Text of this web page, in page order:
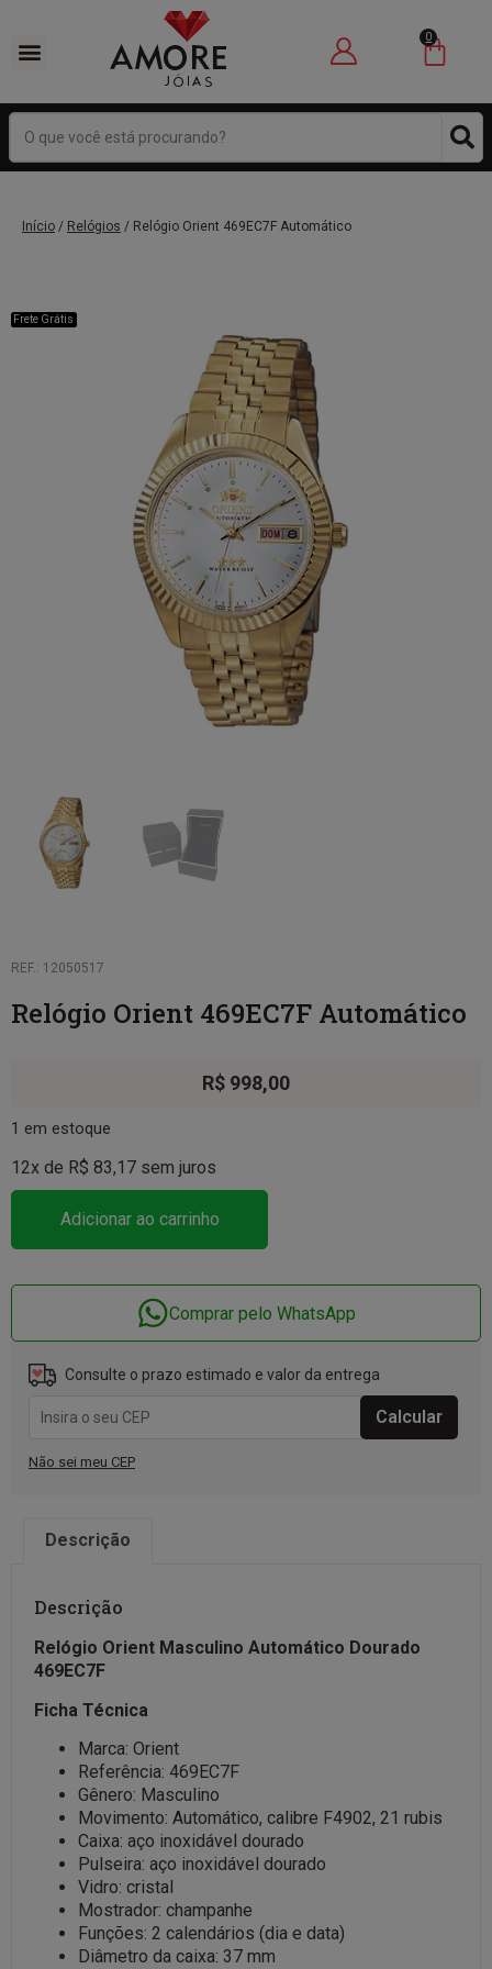
0
Início / Relógios / Relógio Orient 469EC7F Automático
Frete Grátis
REF.: 12050517
Relógio Orient 469EC7F Automático
R$ 998,00
1 em estoque
12x de R$ 83,17 sem juros
Adicionar ao carrinho
Comprar pelo WhatsApp
Consulte o prazo estimado e valor da entrega
Não sei meu CEP
Descrição
Descrição
Relógio Orient Masculino Automático Dourado
469EC7F
Ficha Técnica
Marca: Orient
Referência: 469EC7F
Gênero: Masculino
Movimento: Automático, calibre F4902, 21 rubis
Caixa: aço inoxidável dourado
Pulseira: aço inoxidável dourado
Vidro: cristal
Mostrador: champanhe
Funções: 2 calendários (dia e data)
Diâmetro da caixa: 37 mm